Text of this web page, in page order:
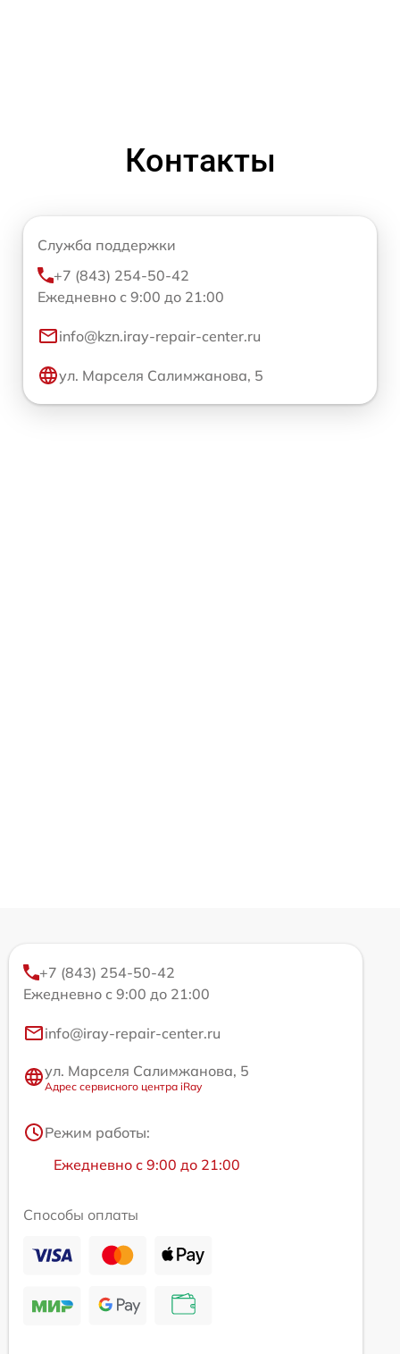
Контакты
Служба поддержки
+7 (843) 254-50-42
Ежедневно с 9:00 до 21:00
info@kzn.iray-repair-center.ru
ул. Марселя Салимжанова, 5
+7 (843) 254-50-42
Ежедневно с 9:00 до 21:00
info@iray-repair-center.ru
ул. Марселя Салимжанова, 5
Адрес сервисного центра iRay
Режим работы:
Ежедневно с 9:00 до 21:00
Способы оплаты